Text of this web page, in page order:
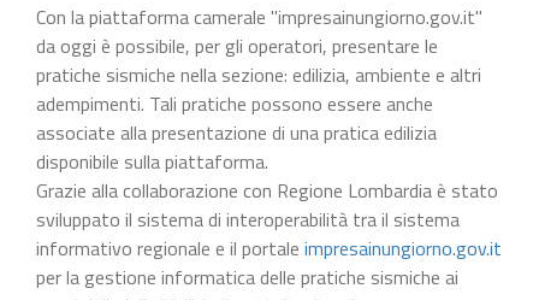
Con la piattaforma camerale "impresainungiorno.gov.it"
da oggi è possibile, per gli operatori, presentare le
pratiche sismiche nella sezione: edilizia, ambiente e altri
adempimenti. Tali pratiche possono essere anche
associate alla presentazione di una pratica edilizia
disponibile sulla piattaforma.
Grazie alla collaborazione con Regione Lombardia è stato
sviluppato il sistema di interoperabilità tra il sistema
informativo regionale e il portale impresainungiorno.gov.it
per la gestione informatica delle pratiche sismiche ai